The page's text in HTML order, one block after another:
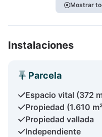
Mostrar
Instalaciones
Parcela
Espacio vital (372
Propiedad (1.610
Propiedad vallada
Independiente